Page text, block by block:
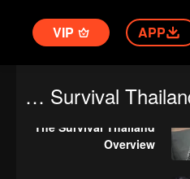
APP
VIP
The Survival Thailand Overview
Episode 5(Part 1):
The Survival Thailand
The Survival Thailand
Overview